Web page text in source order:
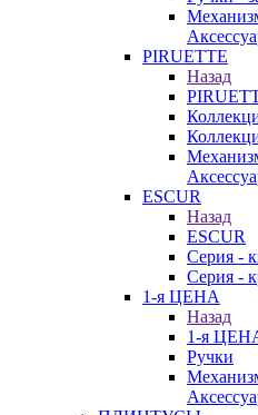
PIRUETTE
Назад
ESCUR
Назад
ESCUR
Серия -
Серия -
1-я ЦЕНА
Назад
1-я
Ручки